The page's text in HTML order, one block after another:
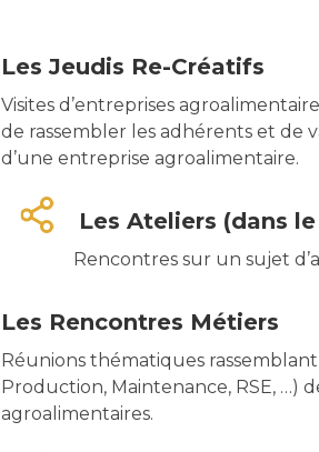
Les Jeudis Re-Créatifs
Visites d’entreprises
de rassembler les adhérents et de
d’une entreprise agroalimentaire.
Les Ateliers (dans
Rencontres sur un sujet
Les Rencontres Métiers
Réunions thématiques
Production, Maintenance, RSE, …)
agroalimentaires.